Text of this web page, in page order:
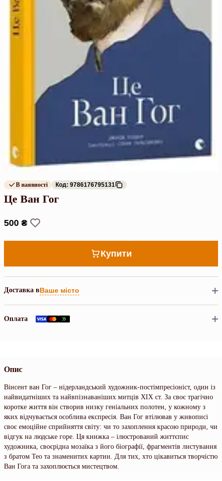
В наявності Код: 9786176795131
Це Ван Гог
500 ₴
Купити
Доставка вВаше місто
Оплата
Опис
Вінсент ван Гог – нідерландський художник-постімпресіоніст, один із
найвидатніших та найвпізнаваніших митців ХIХ ст. За своє трагічно
коротке життя він створив низку геніальних полотен, у кожному з
яких відчувається особлива експресія. Ван Гог втілював у живописі
своє емоційне сприйняття світу: чи то захоплення красою природи, чи
відгук на людське горе. Ця книжка – ілюстрований життєпис
художника, своєрідна мозаїка з його біографії, фрагментів листування
з братом Тео та знаменитих картин. Для тих, хто цікавиться творчістю
Ван Гога та захоплюється мистецтвом.